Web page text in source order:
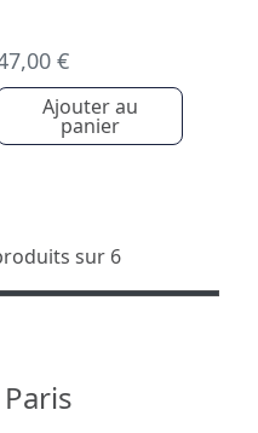
€
Ajouter au
panier
sur 6